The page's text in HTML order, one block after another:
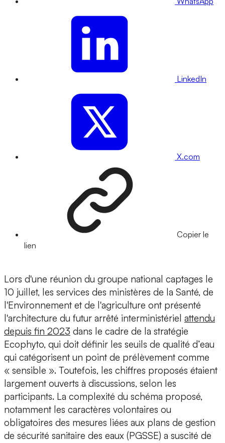
LinkedIn
X.com
Copier le
lien
Lors d'une réunion du groupe national captages le
10 juillet, les services des ministères de la Santé, de
l'Environnement et de l'agriculture ont présenté
l'architecture du futur arrêté interministériel attendu
depuis fin 2023 dans le cadre de la stratégie
Ecophyto, qui doit définir les seuils de qualité d’eau
qui catégorisent un point de prélèvement comme
« sensible ». Toutefois, les chiffres proposés étaient
largement ouverts à discussions, selon les
participants. La complexité du schéma proposé,
notamment les caractères volontaires ou
obligatoires des mesures liées aux plans de gestion
de sécurité sanitaire des eaux (PGSSE) a suscité de